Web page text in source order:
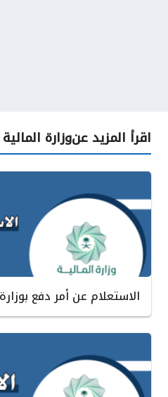
اقرأ المزيد عنوزارة
الاستعلام عن أمر دفع